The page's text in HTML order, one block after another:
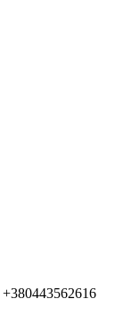
+380443562616